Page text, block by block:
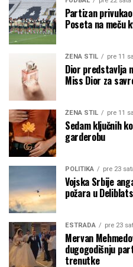
Partizan
Poseta na meču
ŽENA STIL pre 11
Dior predstavlja
Miss Dior za
ŽENA STIL pre 11
Sedam ključnih
garderobu
POLITIKA pre 23
Vojska Srbije
požara u
ESTRADA pre 23
Mervan
dugogodišnju
trenutke